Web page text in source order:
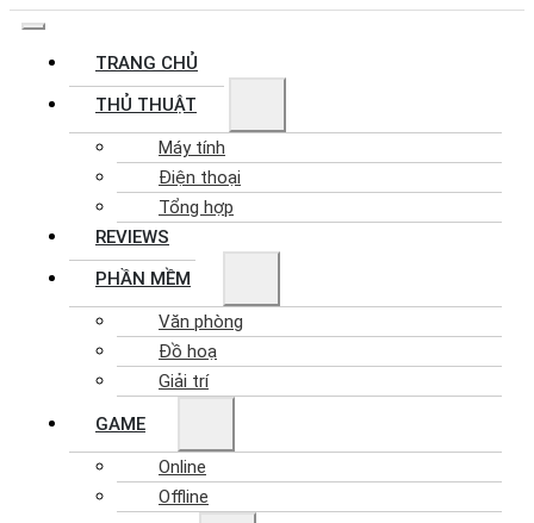
TRANG CHỦ
THỦ THUẬT
Máy tính
Điện thoại
Tổng hợp
REVIEWS
PHẦN MỀM
Văn phòng
Đồ hoạ
Giải trí
GAME
Online
Offline